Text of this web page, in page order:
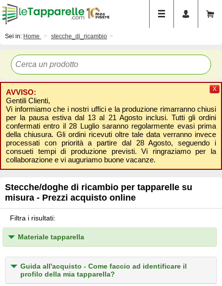
Sei in: Home stecche_di_ricambio
AVVISO:
Gentili Clienti,
Vi informiamo che i nostri uffici e la produzione rimarranno chiusi
per la pausa estiva dal 13 al 21 Agosto inclusi. Tutti gli ordini
confermati entro il 28 Luglio saranno regolarmente evasi prima
della chiusura. Gli ordini ricevuti oltre tale data verranno invece
processati con priorità a partire dal 28 Agosto, seguendo i
consueti tempi di produzione previsti. Vi ringraziamo per la
collaborazione e vi auguriamo buone vacanze.
X
Stecche/doghe di ricambio per tapparelle su
misura - Prezzi acquisto online
Filtra i risultati:
Materiale tapparella
Guida all'acquisto - Come faccio ad identificare il
profilo della mia tapparella?